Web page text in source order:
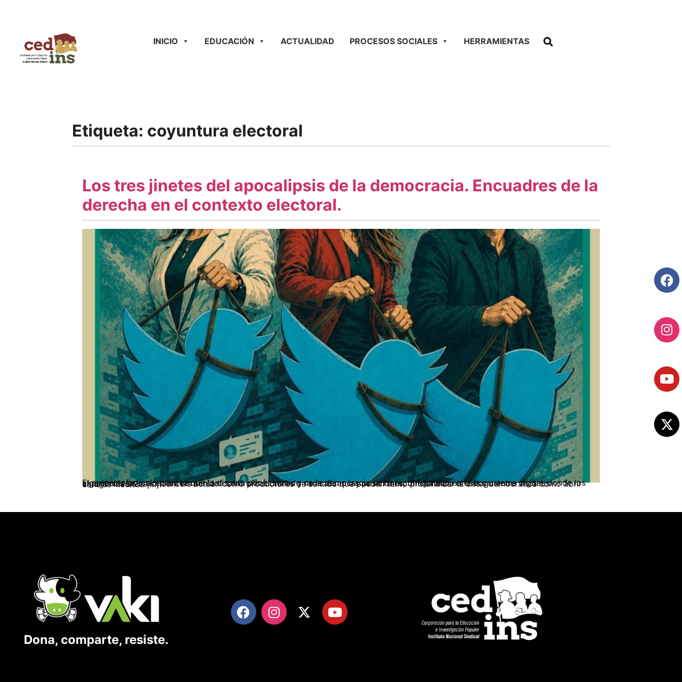
INICIO EDUCACIÓN ACTUALIDAD PROCESOS SOCIALES HERRAMIENTAS
Etiqueta: coyuntura electoral
Los tres jinetes del apocalipsis de la democracia. Encuadres de la
derecha en el contexto electoral.
El presente artículo plantea que la disputa por el sentido de la democracia se ha reconfigurado en el ecosistema digital, donde los algoritmos favorecen los contenidos confrontacionales y radicalizan las posiciones, dificultando el diálogo entre visiones antagónicas. Los influencers actúan como productores de sentido que pueden tanto profundizar la crisis democrática como abrir canales inéditos […]
Dona, comparte, resiste.